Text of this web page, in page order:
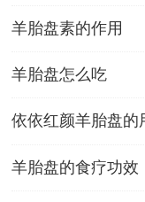
羊胎盘素的作用
羊胎盘怎么吃
依依红颜羊胎盘的
羊胎盘的食疗功效